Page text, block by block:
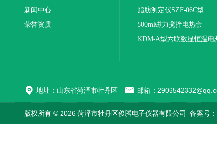
新闻中心
荣誉资质
联
脂肪测定仪SZF-06C型
500ml磁力搅拌电热套
KDM-A型六联数显恒温电
地址：山东省菏泽市牡丹区 邮箱：
版权所有 © 2026 菏泽市牡丹区俊腾电子仪器有限公司 备案号